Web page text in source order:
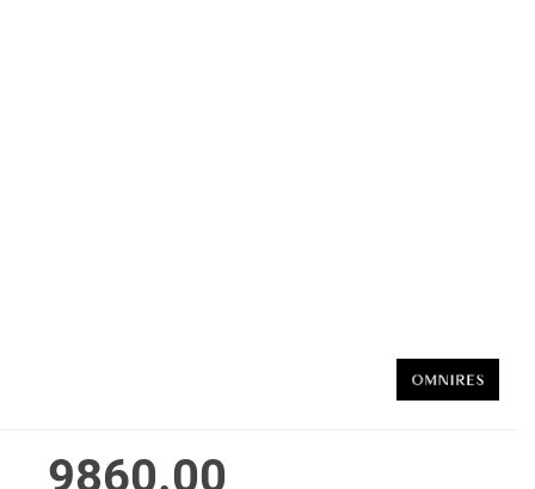
9860.00